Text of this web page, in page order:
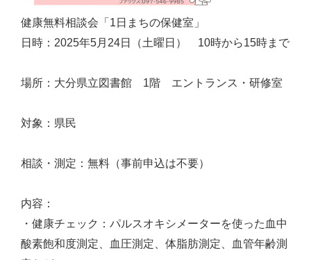
健康無料相談会「1日まちの保健室」
日時：2025年5月24日（土曜日） 10時から15時まで
場所：大分県立図書館 1階 エントランス・研修室
対象：県民
相談・測定：無料（事前申込は不要）
内容：
・健康チェック：パルスオキシメーターを使った血中
酸素飽和度測定、血圧測定、体脂肪測定、血管年齢測